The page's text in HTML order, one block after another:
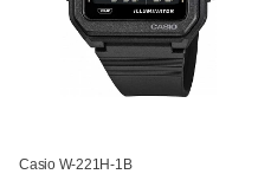
Casio W-221H-1B